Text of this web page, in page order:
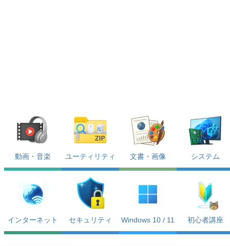
動画・音楽 ユーティリティ 文書・画像 システム
インターネット セキュリティ Windows 10 / 11 初心者講座